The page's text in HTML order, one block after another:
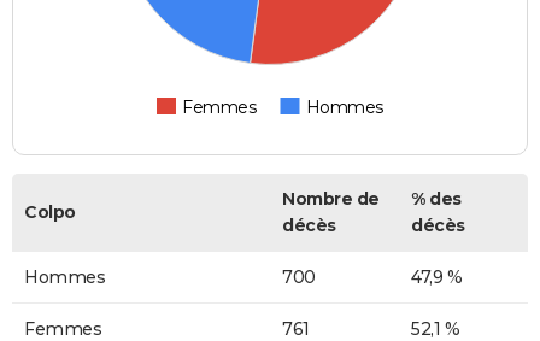
Femmes Hommes
Colpo
Nombre de
décès
% des
décès
Hommes 700 47,9 %
Femmes 761 52,1 %